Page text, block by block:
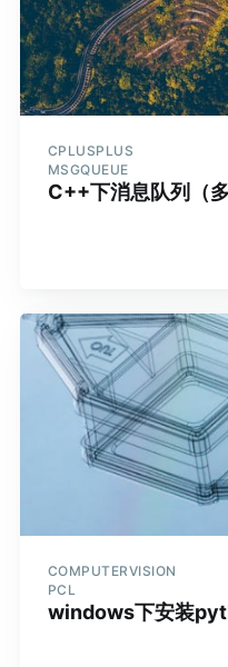
CPLUSPLUS
MSGQUEUE
C++下消息队列（
COMPUTERVISION
PCL
windows下安装